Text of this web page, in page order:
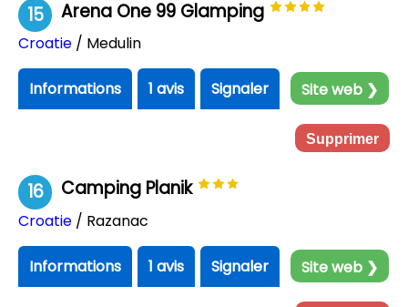
15 Arena One 99 Glamping
Croatie / Medulin
Informations 1 avis Signaler Site web ❯
Supprimer
16 Camping Planik
Croatie / Razanac
Informations 1 avis Signaler Site web ❯